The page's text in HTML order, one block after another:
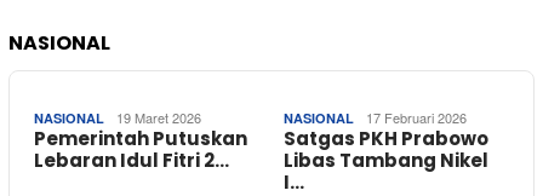
NASIONAL
NASIONAL 19 Maret 2026
Pemerintah Putuskan
Lebaran Idul Fitri 2…
NASIONAL 17 Februari 2026
Satgas PKH Prabowo
Libas Tambang Nikel
I…